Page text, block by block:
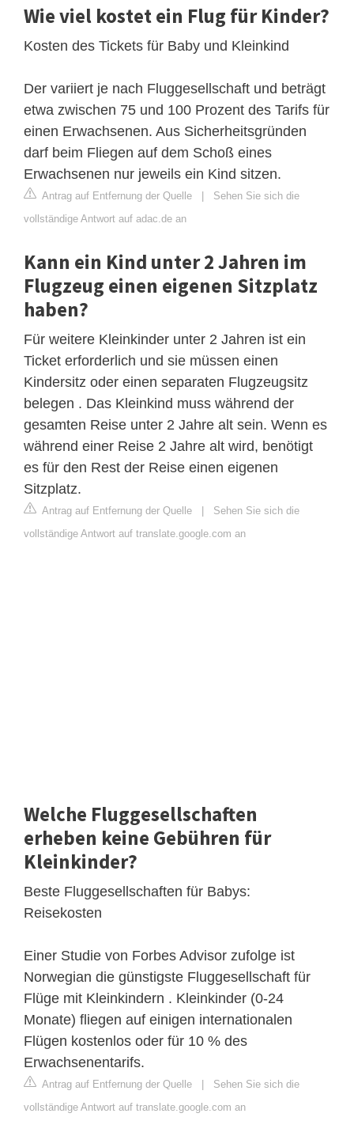
Wie viel kostet ein Flug für Kinder?
Kosten des Tickets für Baby und Kleinkind
Der variiert je nach Fluggesellschaft und beträgt
etwa zwischen 75 und 100 Prozent des Tarifs für
einen Erwachsenen. Aus Sicherheitsgründen
darf beim Fliegen auf dem Schoß eines
Erwachsenen nur jeweils ein Kind sitzen.
Antrag auf Entfernung der Quelle | Sehen Sie sich die
vollständige Antwort auf adac.de an
Kann ein Kind unter 2 Jahren im
Flugzeug einen eigenen Sitzplatz
haben?
Für weitere Kleinkinder unter 2 Jahren ist ein
Ticket erforderlich und sie müssen einen
Kindersitz oder einen separaten Flugzeugsitz
belegen . Das Kleinkind muss während der
gesamten Reise unter 2 Jahre alt sein. Wenn es
während einer Reise 2 Jahre alt wird, benötigt
es für den Rest der Reise einen eigenen
Sitzplatz.
Antrag auf Entfernung der Quelle | Sehen Sie sich die
vollständige Antwort auf translate.google.com an
Welche Fluggesellschaften
erheben keine Gebühren für
Kleinkinder?
Beste Fluggesellschaften für Babys:
Reisekosten
Einer Studie von Forbes Advisor zufolge ist
Norwegian die günstigste Fluggesellschaft für
Flüge mit Kleinkindern . Kleinkinder (0-24
Monate) fliegen auf einigen internationalen
Flügen kostenlos oder für 10 % des
Erwachsenentarifs.
Antrag auf Entfernung der Quelle | Sehen Sie sich die
vollständige Antwort auf translate.google.com an